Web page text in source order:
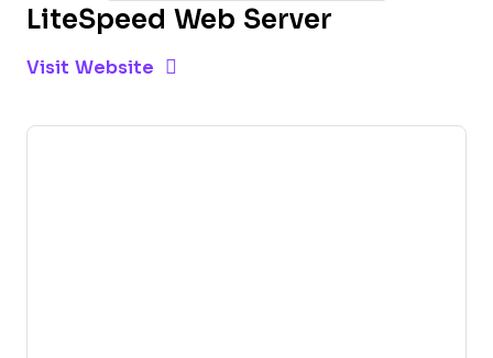
LiteSpeed Web Server
Visit Website Opens New Window